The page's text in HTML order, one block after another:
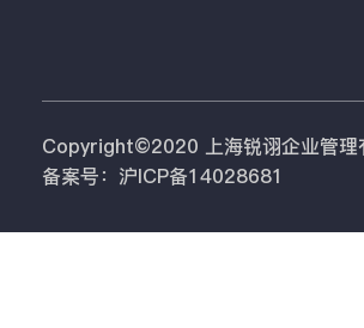
Copyright©2020 上海锐诩企业管理
备案号：沪ICP备14028681